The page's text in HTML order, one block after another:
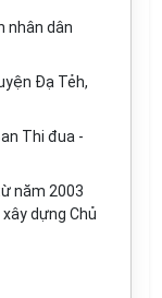
nhân dân
Đạ Tẻh,
Thi đua -
năm 2003
dựng Chủ